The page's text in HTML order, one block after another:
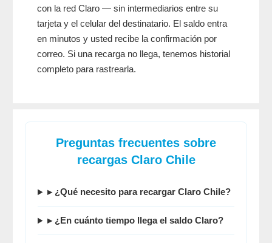
con la red Claro — sin intermediarios entre su
tarjeta y el celular del destinatario. El saldo entra
en minutos y usted recibe la confirmación por
correo. Si una recarga no llega, tenemos historial
completo para rastrearla.
Preguntas frecuentes sobre
recargas Claro Chile
▸ ¿Qué necesito para recargar Claro Chile?
▸ ¿En cuánto tiempo llega el saldo Claro?